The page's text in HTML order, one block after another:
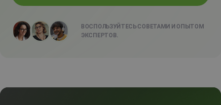
ВОСПОЛЬЗУЙТЕСЬ СОВЕТАМИ И ОПЫТОМ
ЭКСПЕРТОВ.